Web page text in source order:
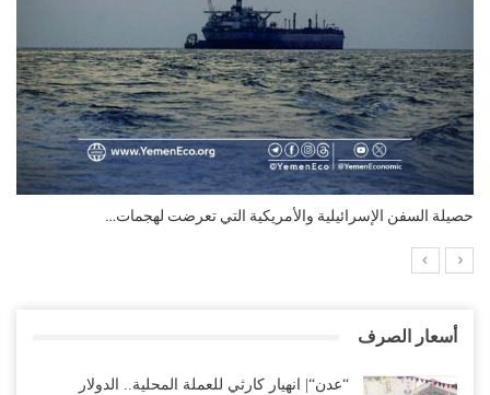
التضخم السنوي لمنطقة اليورو.. “إنفوجرافيك“..!
أسعار الصرف
“عدن“| انهيار كارثي للعملة المحلية.. الدولار